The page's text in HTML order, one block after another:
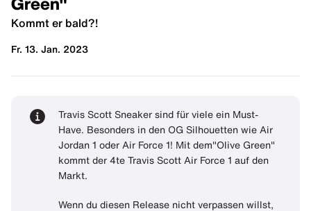
Green"
Kommt er bald?!
Fr. 13. Jan. 2023
Travis Scott Sneaker sind für viele ein Must-
Have. Besonders in den OG Silhouetten wie Air
Jordan 1 oder Air Force 1! Mit dem"Olive Green"
kommt der 4te Travis Scott Air Force 1 auf den
Markt.
Wenn du diesen Release nicht verpassen willst,